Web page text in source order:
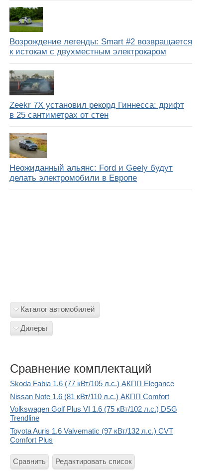
Возрождение легенды: Smart #2 возвращается
к истокам с двухместным электрокаром
Zeekr 7X установил рекорд Гиннесса: дрифт
в 25 сантиметрах от стен
Неожиданный альянс: Ford и Geely будут
делать электромобили в Европе
Каталог автомобилей
Дилеры
Сравнение комплектаций
Skoda Fabia 1.6 (77 кВт/105 л.с.) АКПП Elegance
Nissan Note 1.6 (81 кВт/110 л.с.) АКПП Comfort
Volkswagen Golf Plus VI 1.6 (75 кВт/102 л.с.) DSG
Trendline
Toyota Auris 1.6 Valvematic (97 кВт/132 л.с.) CVT
Comfort Plus
Сравнить Редактировать список